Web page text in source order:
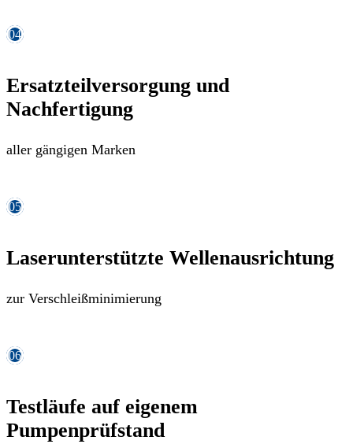
04
Ersatzteilversorgung und
Nachfertigung
aller gängigen Marken
05
Laserunterstützte Wellenausrichtung
zur Verschleißminimierung
06
Testläufe auf eigenem
Pumpenprüfstand